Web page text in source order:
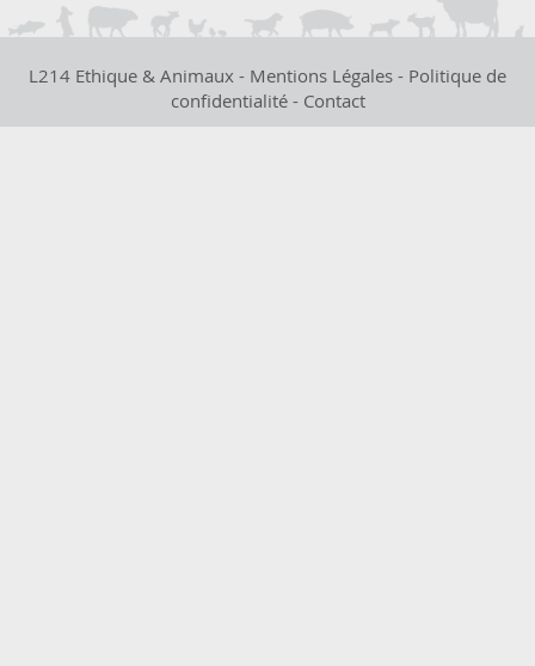
L214 Ethique & Animaux - Mentions Légales - Politique de
confidentialité- Contact